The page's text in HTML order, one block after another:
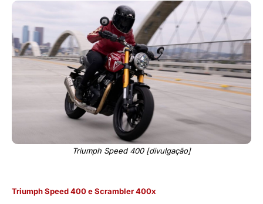
Triumph Speed 400 [divulgação]
Triumph Speed 400 e Scrambler 400x